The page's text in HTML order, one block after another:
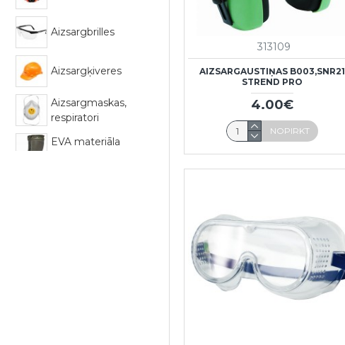
Aizsargbrilles
Aizsargķiveres
Aizsargmaskas,
respiratori
EVA materiāla
313109
AIZSARGAUSTIŅAS B003,SNR21
STREND PRO
4.00€
NOPIRKT